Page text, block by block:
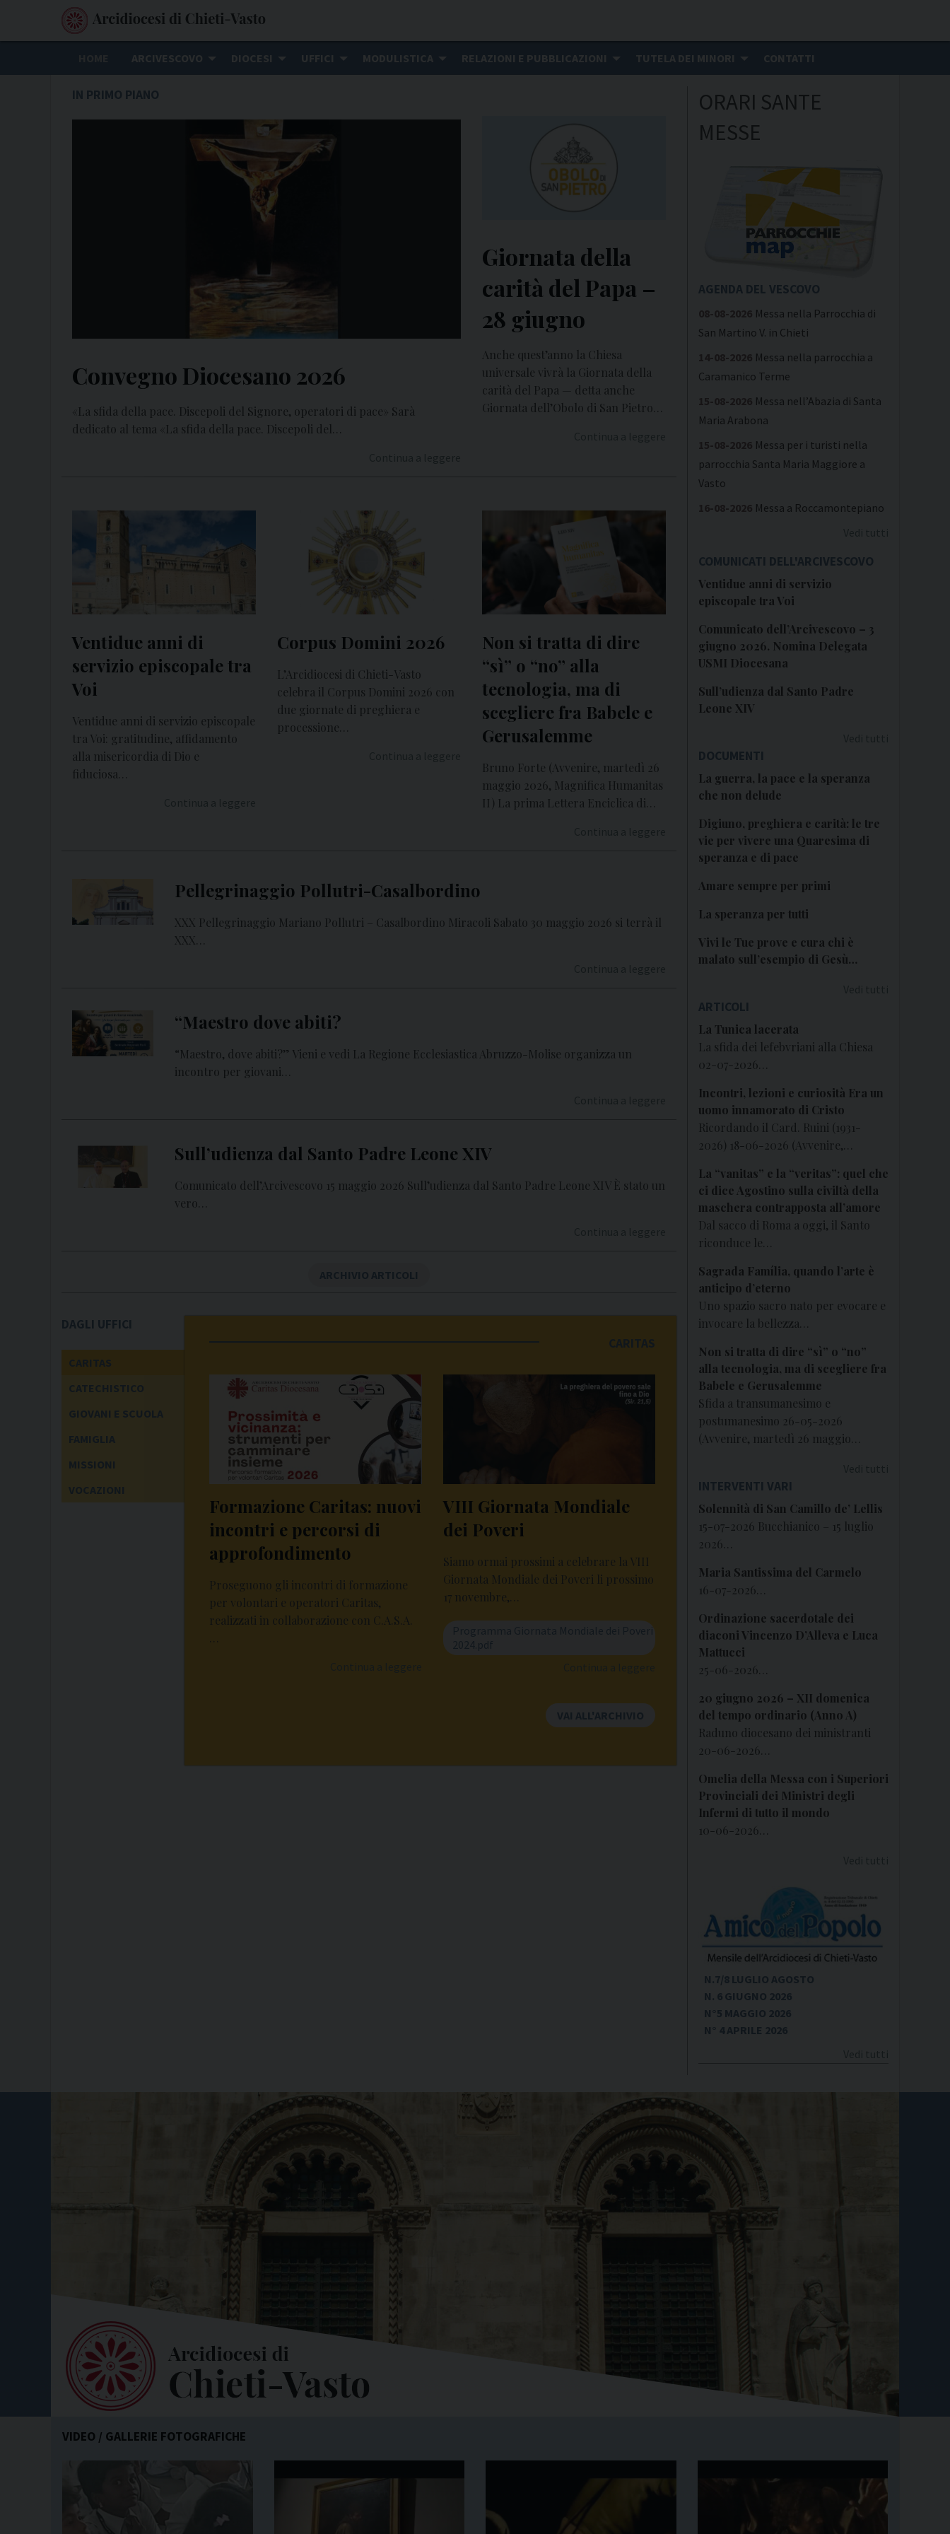
ARCIVESCOVO DIOCESI UFFICI MODULISTICA RELAZIONI E PUBBLICAZIONI TUTELA DEI MINORI CONTATTI
IN PRIMO PIANO
Convegno Diocesano 2026
«La sfida della pace. Discepoli del Signore, operatori di pace» Sarà
dedicato al tema «La sfida della pace. Discepoli del…
Giornata della
carità del Papa –
28 giugno
Anche quest’anno la Chiesa
universale vivrà la Giornata della
carità del Papa — detta anche
Giornata dell’Obolo di San Pietro…
Ventidue anni di
servizio episcopale tra
Voi
Ventidue anni di servizio episcopale
tra Voi: gratitudine, affidamento
alla misericordia di Dio e
fiduciosa…
Corpus Domini 2026
L’Arcidiocesi di Chieti-Vasto
celebra il Corpus Domini 2026 con
due giornate di preghiera e
processione…
Non si tratta di dire
“sì” o “no” alla
tecnologia, ma di
scegliere fra Babele e
Gerusalemme
Bruno Forte (Avvenire, martedì 26
maggio 2026, Magnifica Humanitas
II) La prima Lettera Enciclica di…
Pellegrinaggio Pollutri-Casalbordino
XXX Pellegrinaggio Mariano Pollutri – Casalbordino Miracoli Sabato 30 maggio 2026 si terrà il
XXX…
“Maestro dove abiti?
“Maestro, dove abiti?” Vieni e vedi La Regione Ecclesiastica Abruzzo-Molise organizza un
incontro per giovani…
Sull’udienza dal Santo Padre Leone XIV
Comunicato dell’Arcivescovo 15 maggio 2026 Sull’udienza dal Santo Padre Leone XIV È stato un
vero…
DAGLI UFFICI
CARITAS
CATECHISTICO
GIOVANI E SCUOLA
FAMIGLIA
MISSIONI
VOCAZIONI
CARITAS
Formazione Caritas: nuovi
incontri e percorsi di
approfondimento
Proseguono gli incontri di formazione
per volontari e operatori Caritas,
realizzati in collaborazione con C.A.S.A.
…
VIII Giornata Mondiale
dei Poveri
Siamo ormai prossimi a celebrare la VIII
Giornata Mondiale dei Poveri li prossimo
17 novembre,…
Programma Giornata Mondiale dei Poveri
ORARI SANTE
MESSE
AGENDA DEL VESCOVO
Messa nella Parrocchia di
San Martino V. in Chieti
Messa nella parrocchia a
Caramanico Terme
Messa nell’Abazia di Santa
Maria Arabona
Messa per i turisti nella
parrocchia Santa Maria Maggiore a
Vasto
Messa a Roccamontepiano
COMUNICATI DELL'ARCIVESCOVO
Ventidue anni di servizio
episcopale tra Voi
Comunicato dell’Arcivescovo – 3
giugno 2026. Nomina Delegata
USMI Diocesana
Sull’udienza dal Santo Padre
Leone XIV
DOCUMENTI
La guerra, la pace e la speranza
che non delude
Digiuno, preghiera e carità: le tre
vie per vivere una Quaresima di
speranza e di pace
Amare sempre per primi
La speranza per tutti
Vivi le Tue prove e cura chi è
malato sull’esempio di Gesù…
ARTICOLI
La Tunica lacerata
La sfida dei lefebvriani alla Chiesa
02-07-2026…
Incontri, lezioni e curiosità Era un
uomo innamorato di Cristo
Ricordando il Card. Ruini (1931-
2026) 18-06-2026 (Avvenire,…
La “vanitas” e la “veritas”: quel che
ci dice Agostino sulla civiltà della
maschera contrapposta all’amore
Dal sacco di Roma a oggi, il Santo
riconduce le…
Sagrada Família, quando l’arte è
anticipo d’eterno
Uno spazio sacro nato per evocare e
invocare la bellezza…
Non si tratta di dire “sì” o “no”
alla tecnologia, ma di scegliere fra
Babele e Gerusalemme
Sfida a transumanesimo e
postumanesimo 26-05-2026
(Avvenire, martedì 26 maggio…
INTERVENTI VARI
Solennità di San Camillo de’ Lellis
15-07-2026 Bucchianico – 15 luglio
2026…
Maria Santissima del Carmelo
16-07-2026…
Ordinazione sacerdotale dei
diaconi Vincenzo D’Alleva e Luca
Mattucci
25-06-2026…
20 giugno 2026 – XII domenica
del tempo ordinario (Anno A)
Raduno diocesano dei ministranti
20-06-2026…
Omelia della Messa con i Superiori
Provinciali dei Ministri degli
Infermi di tutto il mondo
10-06-2026…
N.7/8 LUGLIO AGOSTO
N. 6 GIUGNO 2026
N°5 MAGGIO 2026
N° 4 APRILE 2026
VIDEO / GALLERIE FOTOGRAFICHE